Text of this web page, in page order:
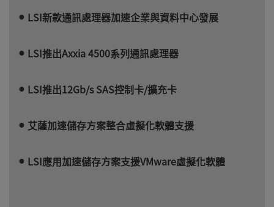
LSI新款通訊處理器加速企業與資料中心發展
LSI推出Axxia 4500系列通訊處理器
LSI推出12Gb/s SAS控制卡/擴充卡
艾薩加速儲存方案整合虛擬化軟體支援
LSI應用加速儲存方案支援VMware虛擬化軟體